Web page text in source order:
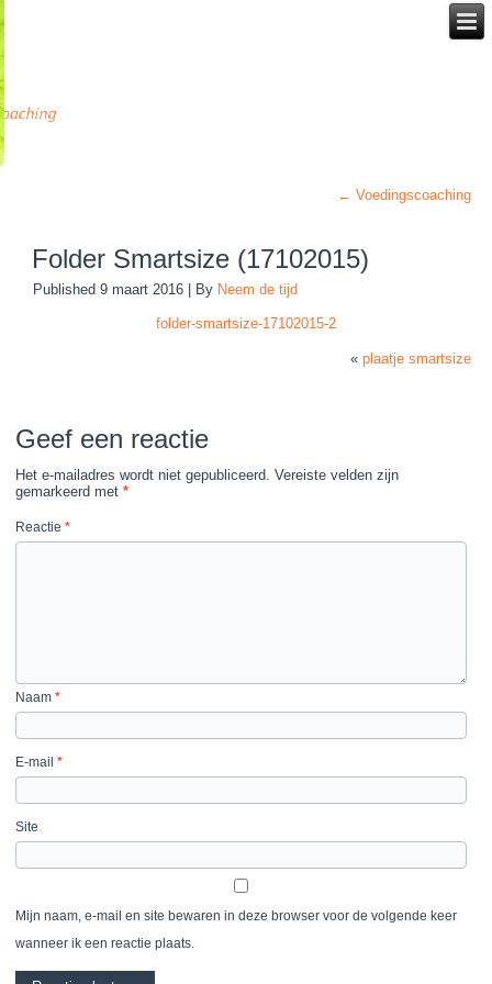
← Voedingscoaching
Folder Smartsize (17102015)
Published 9 maart 2016 By Neem de tijd
folder-smartsize-17102015-2
« plaatje smartsize
Geef een reactie
Het e-mailadres wordt niet gepubliceerd. Vereiste velden zijn
gemarkeerd met*
Reactie*
Naam*
E-mail*
Site
Mijn naam, e-mail en site bewaren in deze browser voor de volgende keer
wanneer ik een reactie plaats.